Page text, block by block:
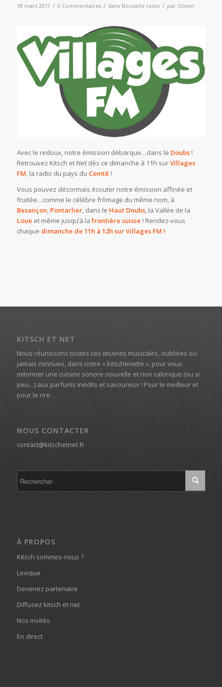
18 mars 2017 / 0 Commentaires / dans Nouvelle radio / par Olivier
Avec le redoux, notre émission débarque…dans le Doubs!
Retrouvez Kitsch et Net dès ce dimanche à 11h surVIllages
FM, la radio du pays du Comté !
Vous pouvez désormais écouter notre émission affinée et
fruitée…comme le célèbre frômage du même nom, à
Besançon, Pontarlier, dans le Haut Doubs, la Vallée de la
Loue et même jusqu’à la frontière suisse ! Rendez-vous
chaque dimanche de 11h à 12h sur Villages FM !
KITSCH ET NET
Nous réunissons toutes ces œuvres musicales, oubliées ou
jamais connues, dans notre « kitschenette », pour vous
mitonner une cuisine sonore nouvelle et non calorique (ou si
peu…) aux parfums inédits et savoureux ! Pour le meilleur et
pour le rire…
NOUS CONTACTER
contact@kitschetnet.fr
À PROPOS
Kitsch sommes-nous ?
Lexique
Devenez partenaire
Diffusez kitsch et net
Nos invités
En direct